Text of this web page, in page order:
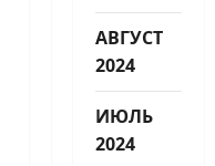
АВГУСТ
2024
ИЮЛЬ
2024